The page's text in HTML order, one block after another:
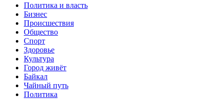
Политика и власть
Бизнес
Происшествия
Общество
Cпорт
Здоровье
Культура
Город живёт
Байкал
Чайный путь
Политика